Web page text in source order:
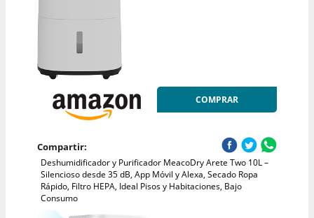
COMPRAR
Compartir:
Deshumidificador y Purificador MeacoDry Arete Two 10L –
Silencioso desde 35 dB, App Móvil y Alexa, Secado Ropa
Rápido, Filtro HEPA, Ideal Pisos y Habitaciones, Bajo
Consumo